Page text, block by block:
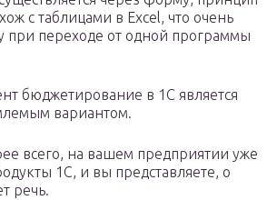
с таблицами в Excel, что очень
при переходе от одной программы
бюджетирование в 1С является
вариантом.
всего, на вашем предприятии уже
1С, и вы представляете, о
речь.